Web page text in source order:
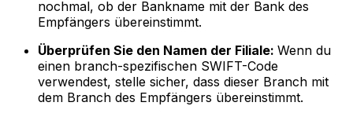
nochmal, ob der Bankname mit der Bank des
Empfängers übereinstimmt.
Überprüfen Sie den Namen der Filiale: Wenn du
einen branch-spezifischen SWIFT-Code
verwendest, stelle sicher, dass dieser Branch mit
dem Branch des Empfängers übereinstimmt.